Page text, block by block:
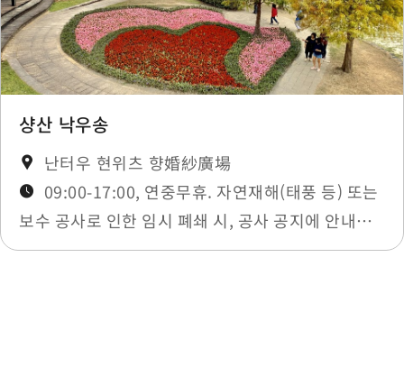
샹산 낙우송
난터우 현위츠 향婚紗廣場
09:00-17:00, 연중무휴. 자연재해(태풍 등) 또는
보수 공사로 인한 임시 폐쇄 시, 공사 공지에 안내됩
니다.